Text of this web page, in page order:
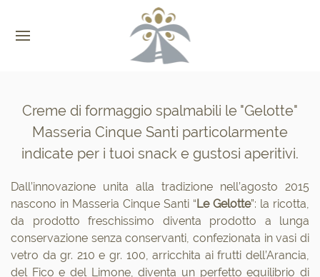
Creme di formaggio spalmabili le "Gelotte"
Masseria Cinque Santi particolarmente
indicate per i tuoi snack e gustosi aperitivi.
Dall’innovazione unita alla tradizione nell’agosto 2015
nascono in Masseria Cinque Santi “Le Gelotte”: la ricotta,
da prodotto freschissimo diventa prodotto a lunga
conservazione senza conservanti, confezionata in vasi di
vetro da gr. 210 e gr. 100, arricchita ai frutti dell’Arancia,
del Fico e del Limone, diventa un perfetto equilibrio di